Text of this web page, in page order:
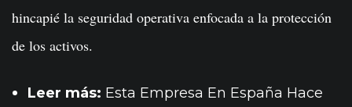
hincapié la seguridad operativa enfocada a la protección
de los activos.
Leer más: Esta Empresa En España Hace